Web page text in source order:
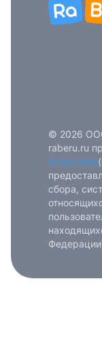
© 2026
raberu.ru
технологии
сбора,